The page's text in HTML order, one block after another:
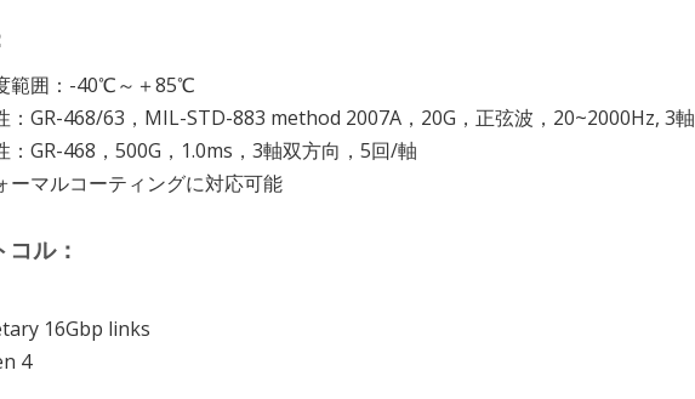
範囲：-40℃～＋85℃
：GR-468/63，MIL-STD-883 method 2007A，20G，正弦波，20~2000Hz, 3軸
：GR-468，500G，1.0ms，3軸双方向，5回/軸
ーマルコーティングに対応可能
ル：
16Gbp links
4